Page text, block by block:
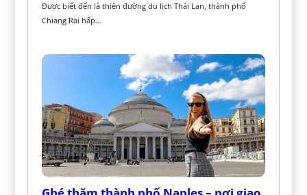
Được biết đến là thiên đường du lịch Thái Lan, thành phố
Chiang Rai hấp…